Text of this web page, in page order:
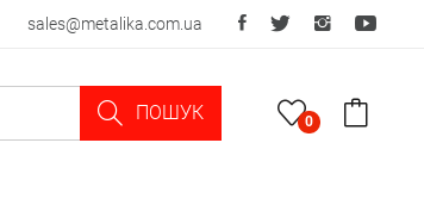
sales@metalika.com.ua
ПОШУК 0